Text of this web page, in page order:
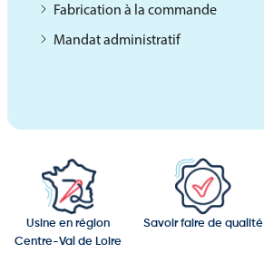
événements festifs.
Fabrication à la commande
Mandat administratif
Usine en région
Centre-Val de Loire
Savoir faire de qualité